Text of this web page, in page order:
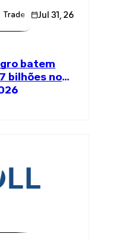
Trade Global Trade
Jul 31, 26
batem
bilhões no